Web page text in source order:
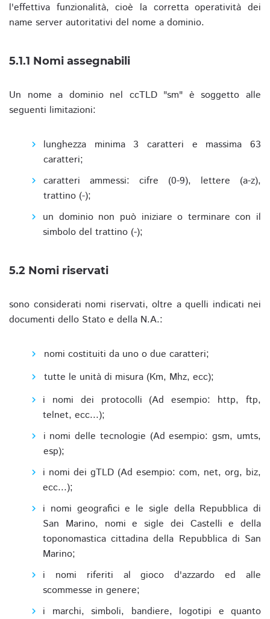
l'effettiva funzionalità, cioè la corretta operatività dei
name server autoritativi del nome a dominio.
5.1.1 Nomi assegnabili
Un nome a dominio nel ccTLD "sm" è soggetto alle
seguenti limitazioni:
lunghezza minima 3 caratteri e massima 63
caratteri;
caratteri ammessi: cifre (0-9), lettere (a-z),
trattino (-);
un dominio non può iniziare o terminare con il
simbolo del trattino (-);
5.2 Nomi riservati
sono considerati nomi riservati, oltre a quelli indicati nei
documenti dello Stato e della N.A.:
nomi costituiti da uno o due caratteri;
tutte le unità di misura (Km, Mhz, ecc);
i nomi dei protocolli (Ad esempio: http, ftp,
telnet, ecc...);
i nomi delle tecnologie (Ad esempio: gsm, umts,
esp);
i nomi dei gTLD (Ad esempio: com, net, org, biz,
ecc...);
i nomi geografici e le sigle della Repubblica di
San Marino, nomi e sigle dei Castelli e della
toponomastica cittadina della Repubblica di San
Marino;
i nomi riferiti al gioco d'azzardo ed alle
scommesse in genere;
i marchi, simboli, bandiere, logotipi e quanto